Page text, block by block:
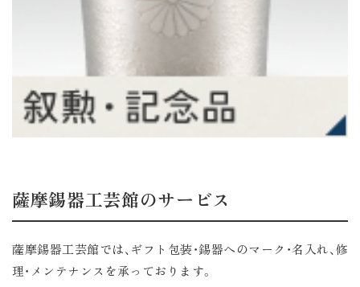
薩摩錫器工芸館のサービス
薩摩錫器工芸館では、ギフト包装・錫器へのマーク・名入れ、修
理・メンテナンスを承っております。